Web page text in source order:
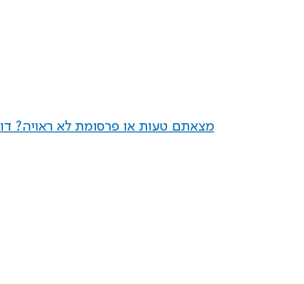
מצאתם טעות או פרסומת לא ראויה?